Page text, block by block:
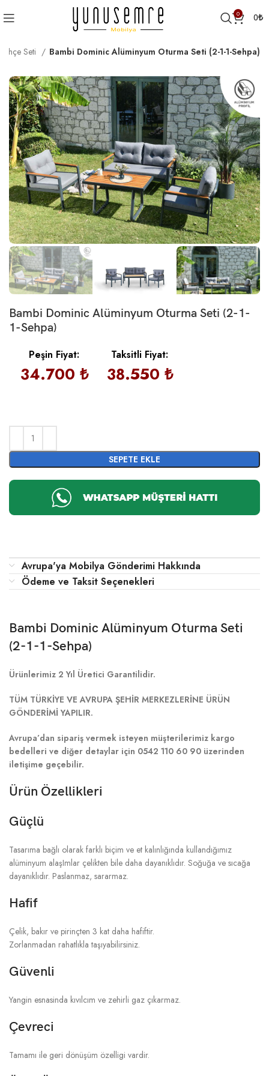
0 0₺
Bahçe Seti Bambi Dominic Alüminyum Oturma Seti (2-1-1-Sehpa)
Bambi Dominic Alüminyum Oturma Seti (2-1-
1-Sehpa)
Peşin Fiyat:
34.700 ₺
Taksitli Fiyat:
38.550 ₺
SEPETE EKLE
Avrupa'ya Mobilya Gönderimi Hakkında
Ödeme ve Taksit Seçenekleri
Bambi Dominic Alüminyum Oturma Seti
(2-1-1-Sehpa)
Ürünlerimiz 2 Yıl Üretici Garantilidir.
TÜM TÜRKİYE VE AVRUPA ŞEHİR MERKEZLERİNE ÜRÜN
GÖNDERİMİ YAPILIR.
Avrupa’dan sipariş vermek isteyen müşterilerimiz kargo
bedelleri ve diğer detaylar için 0542 110 60 90 üzerinden
iletişime geçebilir.
Ürün Özellikleri
Güçlü
Tasarıma bağlı olarak farklı biçim ve et kalınlığında kullandığımız
alüminyum alaşImlar çelikten bile daha dayanıklıdır. Soğuğa ve sıcağa
dayanıklıdır. Paslanmaz, sararmaz.
Hafif
Çelik, bakır ve pirinçten 3 kat daha hafiftir.
Zorlanmadan rahatlıkla taşıyabilirsiniz.
Güvenli
Yangin esnasinda kıvılcım ve zehirli gaz çıkarmaz.
Çevreci
Tamamı ile geri dönüşüm özelligi vardir.